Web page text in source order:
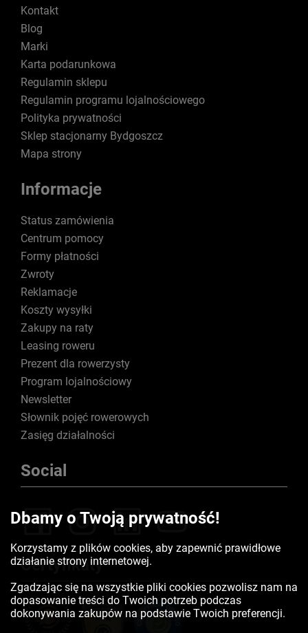
Kontakt
Blog
Marki
Karta podarunkowa
Regulamin sklepu
Regulamin programu lojalnościowego
Polityka prywatności
Sklep stacjonarny Bydgoszcz
Mapa strony
Informacje
Status zamówienia
Centrum pomocy
Formy płatności
Zwroty
Reklamacje
Koszty wysyłki
Zakupy na raty
Leasing roweru
Prezent dla rowerzysty
Program lojalnościowy
Newsletter
Słownik pojęć rowerowych
Zasięg działalności
Social
Certyfikaty
Dbamy o Twoją prywatność!
Korzystamy z plików cookies, aby zapewnić prawidłowe
działanie strony internetowej.
Zgadzając się na wszystkie pliki cookies pozwolisz nam na
dopasowanie treści do Twoich potrzeb podczas
dokonywania zakupów na podstawie Twoich preferencji.